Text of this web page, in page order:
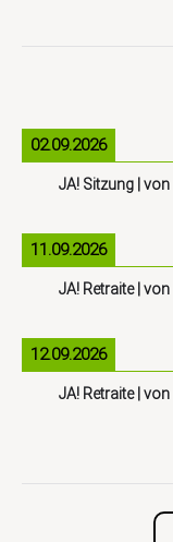
02.09.2026
JA! Sitzung | von
11.09.2026
JA! Retraite| von
12.09.2026
JA! Retraite| von